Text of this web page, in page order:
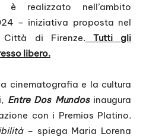
realizzato nell’ambito
– iniziativa proposta nel
di Firenze. Tutti gli
libero.
cinematografia e la cultura
Entre Dos Mundos inaugura
con i Premios Platino.
– spiega Maria Lorena